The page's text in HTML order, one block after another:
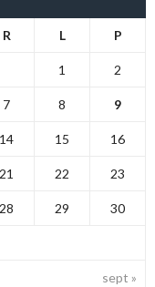
R L P
sept »
1 2
7 8 9
14 15 16
21 22 23
28 29 30